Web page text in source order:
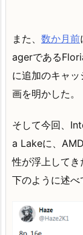
また、 数か月前
agerである
に追加のキャ
画を明かした。
そして今回、
a Lakeに、
性が浮上して
下のように述べ